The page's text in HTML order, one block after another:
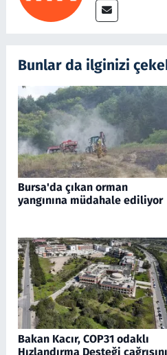
Bunlar da ilginizi
Bursa'da çıkan orman
yangınına müdahale ediliyor
Bakan Kacır, COP31 odaklı
Hızlandırma Desteği çağrısını